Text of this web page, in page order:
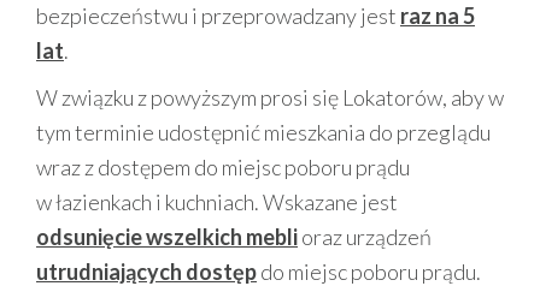
bezpieczeństwu i przeprowadzany jest raz na 5
lat.
W związku z powyższym prosi się Lokatorów, aby w
tym terminie udostępnić mieszkania do przeglądu
wraz z dostępem do miejsc poboru prądu
w łazienkach i kuchniach. Wskazane jest
odsunięcie wszelkich meblioraz urządzeń
utrudniających dostępdo miejsc poboru prądu.